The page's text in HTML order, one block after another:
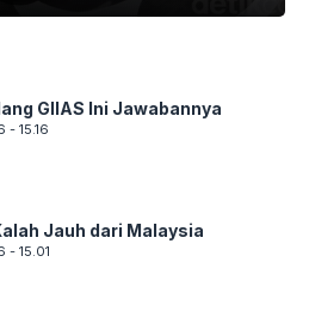
GIIAS Ini Jawabannya
15.16
Jauh dari Malaysia
15.01